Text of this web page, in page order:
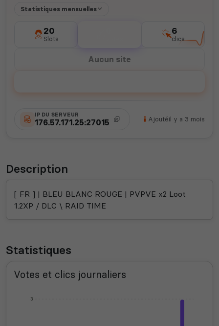
Statistiques mensuelles
20
Slots
6
clics
Aucun site
IP DU SERVEUR
176.57.171.25:27015 Ajoutéil y a 3 mois
Description
[ FR ] | BLEU BLANC ROUGE | PVPVE x2 Loot
1.2XP / DLC \ RAID TIME
Statistiques
Votes et clics journaliers
3